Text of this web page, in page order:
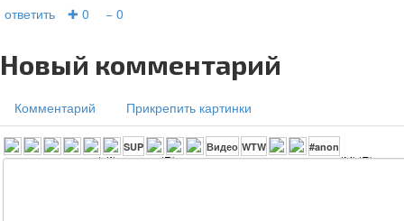
ответить ✚ 0 − 0
Новый комментарий
Комментарий Прикрепить картинки